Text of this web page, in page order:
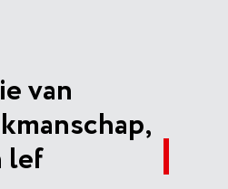
van
lef